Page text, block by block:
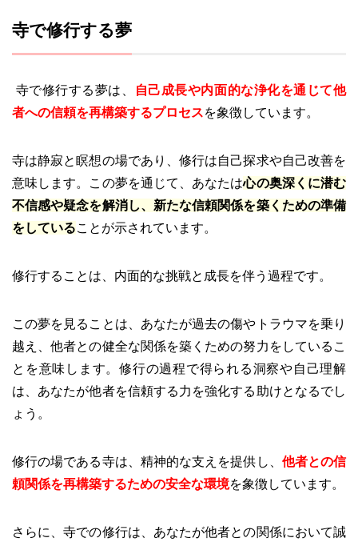
寺で修行する夢
寺で修行する夢は、
自己成長や内面的な浄化を通じて他
者への信頼を再構築するプロセスを象徴しています。
寺は静寂と瞑想の場であり、修行は自己探求や自己改善を
意味します。この夢を通じて、あなたは心の奥深くに潜む
不信感や疑念を解消し、新たな信頼関係を築くための準備
をしていることが示されています。
修行することは、内面的な挑戦と成長を伴う過程です。
この夢を見ることは、あなたが過去の傷やトラウマを乗り
越え、他者との健全な関係を築くための努力をしているこ
とを意味します。修行の過程で得られる洞察や自己理解
は、あなたが他者を信頼する力を強化する助けとなるでし
ょう。
修行の場である寺は、精神的な支えを提供し、 他者との信
頼関係を再構築するための安全な環境を象徴しています。
さらに、寺での修行は、あなたが他者との関係において誠